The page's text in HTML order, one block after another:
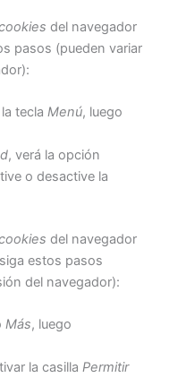
del navegador
pasos (pueden variar
tecla Menú, luego
, verá la opción
o desactive la
del navegador
siga estos pasos
del navegador):
Más, luego
la casilla Permitir